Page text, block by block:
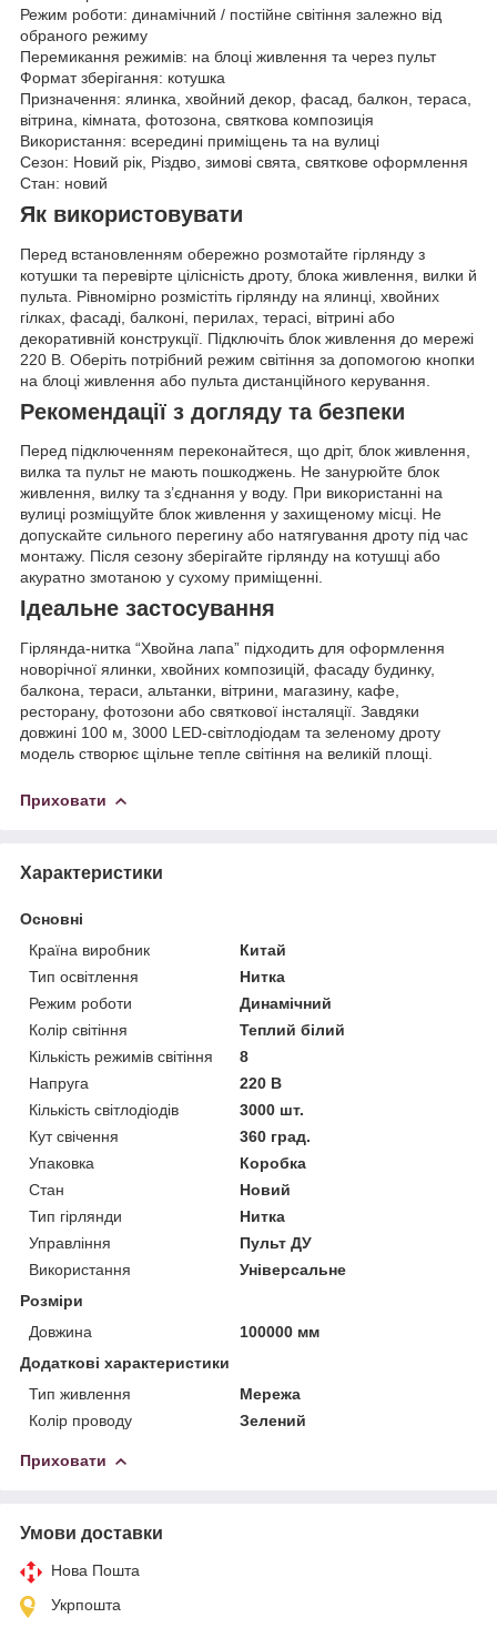
Режим роботи: динамічний / постійне світіння залежно від
обраного режиму
Перемикання режимів: на блоці живлення та через пульт
Формат зберігання: котушка
Призначення: ялинка, хвойний декор, фасад, балкон, тераса,
вітрина, кімната, фотозона, святкова композиція
Використання: всередині приміщень та на вулиці
Сезон: Новий рік, Різдво, зимові свята, святкове оформлення
Стан: новий
Як використовувати
Перед встановленням обережно розмотайте гірлянду з
котушки та перевірте цілісність дроту, блока живлення, вилки й
пульта. Рівномірно розмістіть гірлянду на ялинці, хвойних
гілках, фасаді, балконі, перилах, терасі, вітрині або
декоративній конструкції. Підключіть блок живлення до мережі
220 В. Оберіть потрібний режим світіння за допомогою кнопки
на блоці живлення або пульта дистанційного керування.
Рекомендації з догляду та безпеки
Перед підключенням переконайтеся, що дріт, блок живлення,
вилка та пульт не мають пошкоджень. Не занурюйте блок
живлення, вилку та з’єднання у воду. При використанні на
вулиці розміщуйте блок живлення у захищеному місці. Не
допускайте сильного перегину або натягування дроту під час
монтажу. Після сезону зберігайте гірлянду на котушці або
акуратно змотаною у сухому приміщенні.
Ідеальне застосування
Гірлянда-нитка “Хвойна лапа” підходить для оформлення
новорічної ялинки, хвойних композицій, фасаду будинку,
балкона, тераси, альтанки, вітрини, магазину, кафе,
ресторану, фотозони або святкової інсталяції. Завдяки
довжині 100 м, 3000 LED-світлодіодам та зеленому дроту
модель створює щільне тепле світіння на великій площі.
Приховати
Характеристики
Основні
Країна виробник
Китай
Тип освітлення
Нитка
Режим роботи
Динамічний
Колір світіння
Теплий білий
Кількість режимів світіння
8
Напруга
220 В
Кількість світлодіодів
3000 шт.
Кут свічення
360 град.
Упаковка
Коробка
Стан
Новий
Тип гірлянди
Нитка
Управління
Пульт ДУ
Використання
Універсальне
Розміри
Довжина
100000 мм
Додаткові характеристики
Тип живлення
Мережа
Колір проводу
Зелений
Приховати
Умови доставки
Нова Пошта
Укрпошта